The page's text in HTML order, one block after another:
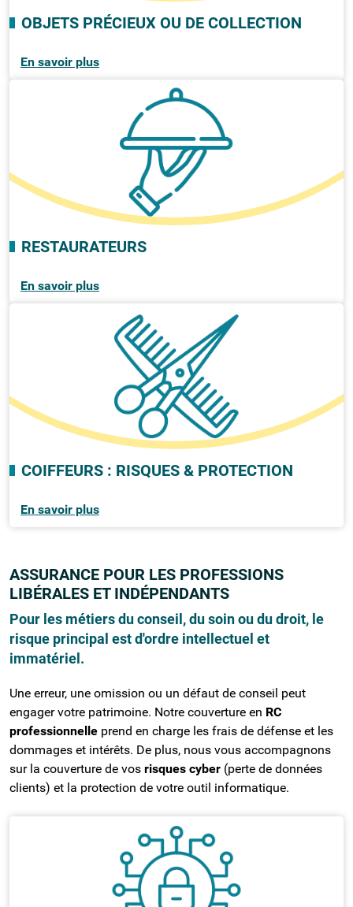
OBJETS PRÉCIEUX OU DE COLLECTION
En savoir plus
RESTAURATEURS
En savoir plus
COIFFEURS : RISQUES & PROTECTION
En savoir plus
ASSURANCE POUR LES PROFESSIONS
LIBÉRALES ET INDÉPENDANTS
Pour les métiers du conseil, du soin ou du droit, le
risque principal est d'ordre intellectuel et
immatériel.
Une erreur, une omission ou un défaut de conseil peut
engager votre patrimoine. Notre couverture en RC
professionnelle prend en charge les frais de défense et les
dommages et intérêts. De plus, nous vous accompagnons
sur la couverture de vos risques cyber (perte de données
clients) et la protection de votre outil informatique.